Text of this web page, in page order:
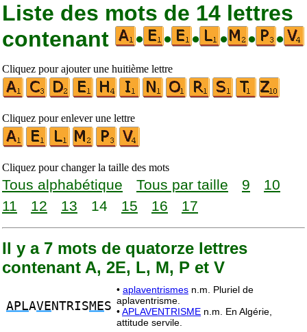
Liste des mots de 14 lettres
contenant
• • • • • •
Cliquez pour ajouter une huitième lettre
Cliquez pour enlever une lettre
Cliquez pour changer la taille des mots
Tous alphabétique Tous par taille 9
10
11
12 13 14 15 16 17
Il y a 7 mots de quatorze lettres
contenant A, 2E, L, M, P et V
APLAVE NTRISMES
• aplaventrismes n.m. Pluriel de
aplaventrisme.
•APLAVENTRISME n.m. En Algérie,
attitude servile.